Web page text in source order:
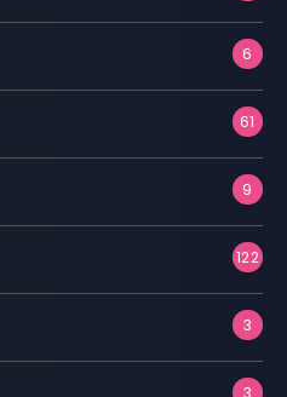
6
61
9
122
3
3